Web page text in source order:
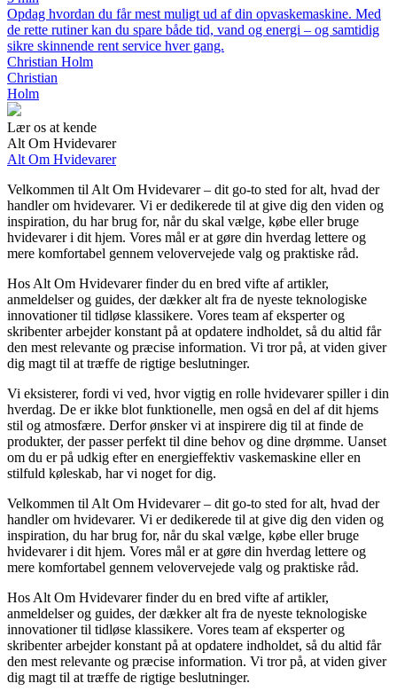
Opdag hvordan du får mest muligt ud af din opvaskemaskine. Med
de rette rutiner kan du spare både tid, vand og energi – og samtidig
sikre skinnende rent service hver gang.
Christian Holm
Christian
Holm
Lær os at kende
Alt Om Hvidevarer
Alt Om Hvidevarer
Velkommen til Alt Om Hvidevarer – dit go-to sted for alt, hvad der
handler om hvidevarer. Vi er dedikerede til at give dig den viden og
inspiration, du har brug for, når du skal vælge, købe eller bruge
hvidevarer i dit hjem. Vores mål er at gøre din hverdag lettere og
mere komfortabel gennem velovervejede valg og praktiske råd.
Hos Alt Om Hvidevarer finder du en bred vifte af artikler,
anmeldelser og guides, der dækker alt fra de nyeste teknologiske
innovationer til tidløse klassikere. Vores team af eksperter og
skribenter arbejder konstant på at opdatere indholdet, så du altid får
den mest relevante og præcise information. Vi tror på, at viden giver
dig magt til at træffe de rigtige beslutninger.
Vi eksisterer, fordi vi ved, hvor vigtig en rolle hvidevarer spiller i din
hverdag. De er ikke blot funktionelle, men også en del af dit hjems
stil og atmosfære. Derfor ønsker vi at inspirere dig til at finde de
produkter, der passer perfekt til dine behov og dine drømme. Uanset
om du er på udkig efter en energieffektiv vaskemaskine eller en
stilfuld køleskab, har vi noget for dig.
Velkommen til Alt Om Hvidevarer – dit go-to sted for alt, hvad der
handler om hvidevarer. Vi er dedikerede til at give dig den viden og
inspiration, du har brug for, når du skal vælge, købe eller bruge
hvidevarer i dit hjem. Vores mål er at gøre din hverdag lettere og
mere komfortabel gennem velovervejede valg og praktiske råd.
Hos Alt Om Hvidevarer finder du en bred vifte af artikler,
anmeldelser og guides, der dækker alt fra de nyeste teknologiske
innovationer til tidløse klassikere. Vores team af eksperter og
skribenter arbejder konstant på at opdatere indholdet, så du altid får
den mest relevante og præcise information. Vi tror på, at viden giver
dig magt til at træffe de rigtige beslutninger.